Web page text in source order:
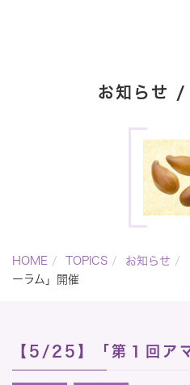
お知らせ /
HOME TOPICS お知らせ
ーラム」開催
【5/25】「第１回ア